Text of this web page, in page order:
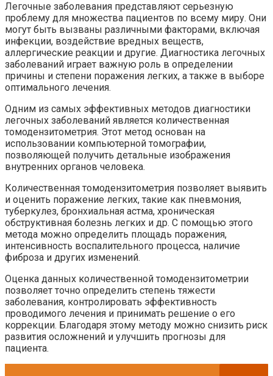
Легочные заболевания представляют серьезную
проблему для множества пациентов по всему миру. Они
могут быть вызваны различными факторами, включая
инфекции, воздействие вредных веществ,
аллергические реакции и другие. Диагностика легочных
заболеваний играет важную роль в определении
причины и степени поражения легких, а также в выборе
оптимального лечения.
Одним из самых эффективных методов диагностики
легочных заболеваний является количественная
томодензитометрия. Этот метод основан на
использовании компьютерной томографии,
позволяющей получить детальные изображения
внутренних органов человека.
Количественная томодензитометрия позволяет выявить
и оценить поражение легких, такие как пневмония,
туберкулез, бронхиальная астма, хроническая
обструктивная болезнь легких и др. С помощью этого
метода можно определить площадь поражения,
интенсивность воспалительного процесса, наличие
фиброза и других изменений.
Оценка данных количественной томодензитометрии
позволяет точно определить степень тяжести
заболевания, контролировать эффективность
проводимого лечения и принимать решение о его
коррекции. Благодаря этому методу можно снизить риск
развития осложнений и улучшить прогнозы для
пациента.